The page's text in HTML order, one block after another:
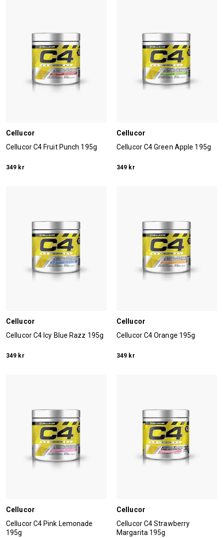
Cellucor
Cellucor C4 Fruit Punch 195g
349 kr
Cellucor
Cellucor C4 Green Apple 195g
349 kr
Cellucor
Cellucor C4 Icy Blue Razz 195g
349 kr
Cellucor
Cellucor C4 Orange 195g
349 kr
Cellucor
Cellucor C4 Pink Lemonade
195g
Cellucor
Cellucor C4 Strawberry
Margarita 195g